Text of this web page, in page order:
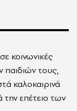
κοινωνικές
τους,
καλοκαιρινά
την επέτειο των